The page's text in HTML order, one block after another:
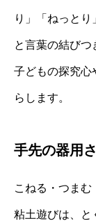
り」「ねっと
と言葉の結びつ
子どもの探究心
らします。
手先の器用
こねる・つま
粘土遊びは、と